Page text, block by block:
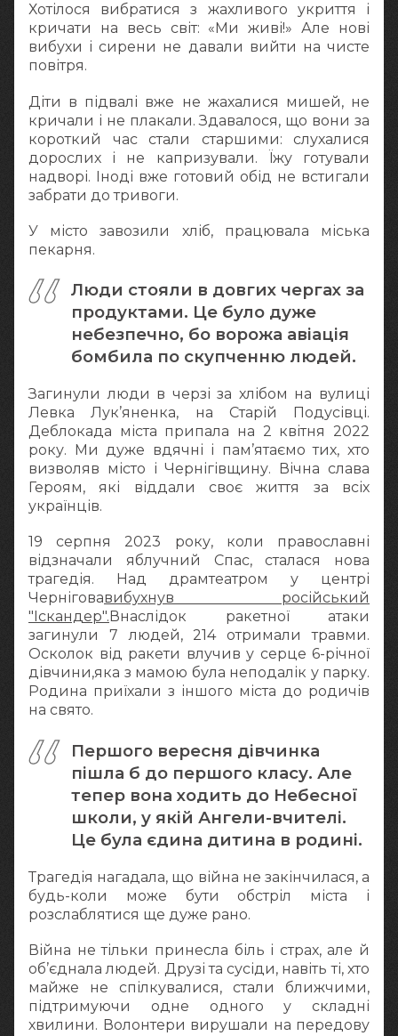
Хотілося вибратися з жахливого укриття і
кричати на весь світ: «Ми живі!» Але нові
вибухи і сирени не давали вийти на чисте
повітря.
Діти в підвалі вже не жахалися мишей, не
кричали і не плакали. Здавалося, що вони за
короткий час стали старшими: слухалися
дорослих і не капризували. Їжу готували
надворі. Іноді вже готовий обід не встигали
забрати до тривоги.
У місто завозили хліб, працювала міська
пекарня.
Люди стояли в довгих чергах за
продуктами. Це було дуже
небезпечно, бо ворожа авіація
бомбила по скупченню людей.
Загинули люди в черзі за хлібом на вулиці
Левка Лук’яненка, на Старій Подусівці.
Деблокада міста припала на 2 квітня 2022
року. Ми дуже вдячні і пам’ятаємо тих, хто
визволяв місто і Чернігівщину. Вічна слава
Героям, які віддали своє життя за всіх
українців.
19 серпня 2023 року, коли православні
відзначали яблучний Спас, сталася нова
трагедія. Над драмтеатром у центрі
Черніговавибухнув російський
"Іскандер". Внаслідок ракетної атаки
загинули 7 людей, 214 отримали травми.
Осколок від ракети влучив у серце 6-річної
дівчини,яка з мамою була неподалік у парку.
Родина приїхали з іншого міста до родичів
на свято.
Першого вересня дівчинка
пішла б до першого класу. Але
тепер вона ходить до Небесної
школи, у якій Ангели-вчителі.
Це була єдина дитина в родині.
Трагедія нагадала, що війна не закінчилася, а
будь-коли може бути обстріл міста і
розслаблятися ще дуже рано.
Війна не тільки принесла біль і страх, але й
об’єднала людей. Друзі та сусіди, навіть ті, хто
майже не спілкувалися, стали ближчими,
підтримуючи одне одного у складні
хвилини. Волонтери вирушали на передову